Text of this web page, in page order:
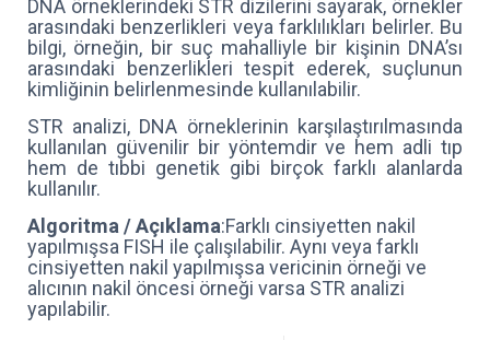
DNA örneklerindeki STR dizilerini sayarak, örnekler
arasındaki benzerlikleri veya farklılıkları belirler. Bu
bilgi, örneğin, bir suç mahalliyle bir kişinin DNA’sı
arasındaki benzerlikleri tespit ederek, suçlunun
kimliğinin belirlenmesinde kullanılabilir.
STR analizi, DNA örneklerinin karşılaştırılmasında
kullanılan güvenilir bir yöntemdir ve hem adli tıp
hem de tıbbi genetik gibi birçok farklı alanlarda
kullanılır.
Algoritma / Açıklama:Farklı cinsiyetten nakil
yapılmışsa FISH ile çalışılabilir. Aynı veya farklı
cinsiyetten nakil yapılmışsa vericinin örneği ve
alıcının nakil öncesi örneği varsa STR analizi
yapılabilir.